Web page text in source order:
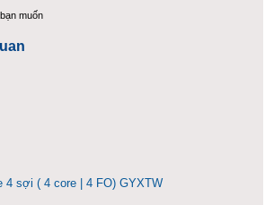
4 sợi ( 4 core | 4 FO) GYXTW